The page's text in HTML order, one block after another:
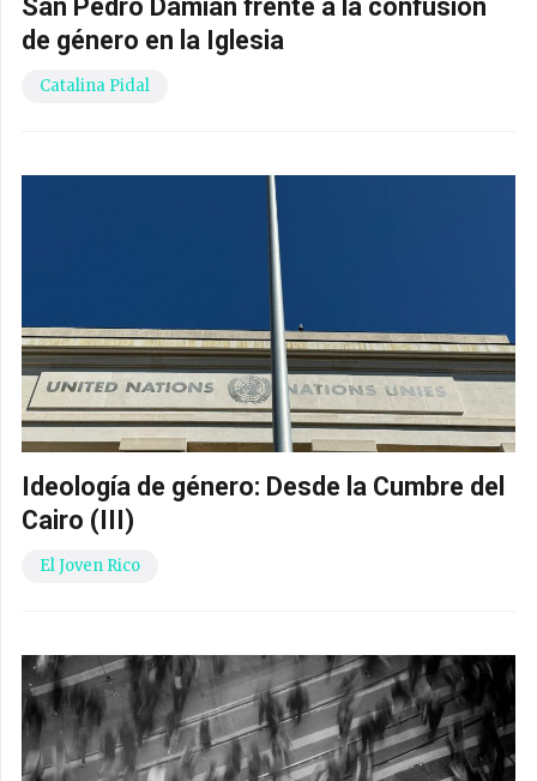
San Pedro Damián frente a la confusión
de género en la Iglesia
Catalina Pidal
Ideología de género: Desde la Cumbre del
Cairo (III)
El Joven Rico